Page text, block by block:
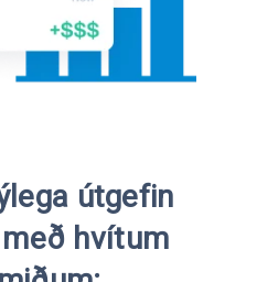
útgefin
hvítum